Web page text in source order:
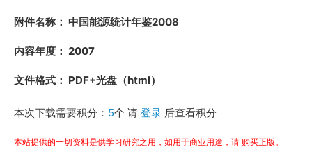
附件名称： 中国能源统计年鉴2008
内容年度： 2007
文件格式： PDF+光盘（html）
本次下载需要积分： 5个 请 登录 后查看积分
本站提供的一切资料是供学习研究之用，如用于商业用途，请 购买正版。